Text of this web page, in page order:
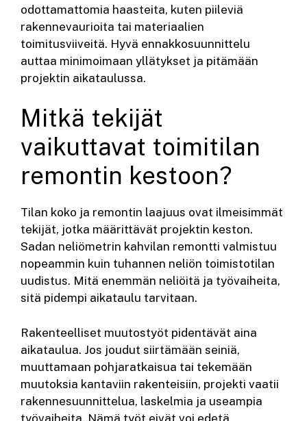
odottamattomia haasteita, kuten piileviä
rakennevaurioita tai materiaalien
toimitusviiveitä. Hyvä ennakkosuunnittelu
auttaa minimoimaan yllätykset ja pitämään
projektin aikataulussa.
Mitkä tekijät
vaikuttavat toimitilan
remontin kestoon?
Tilan koko ja remontin laajuus ovat ilmeisimmät
tekijät, jotka määrittävät projektin keston.
Sadan neliömetrin kahvilan remontti valmistuu
nopeammin kuin tuhannen neliön toimistotilan
uudistus. Mitä enemmän neliöitä ja työvaiheita,
sitä pidempi aikataulu tarvitaan.
Rakenteelliset muutostyöt pidentävät aina
aikataulua. Jos joudut siirtämään seiniä,
muuttamaan pohjaratkaisua tai tekemään
muutoksia kantaviin rakenteisiin, projekti vaatii
rakennesuunnittelua, laskelmia ja useampia
työvaiheita. Nämä työt eivät voi edetä